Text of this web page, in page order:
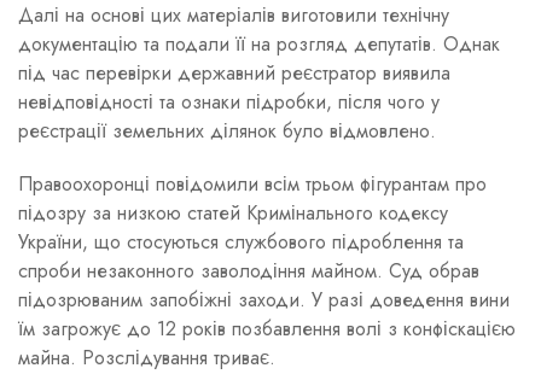
Далі на основі цих матеріалів виготовили технічну
документацію та подали її на розгляд депутатів. Однак
під час перевірки державний реєстратор виявила
невідповідності та ознаки підробки, після чого у
реєстрації земельних ділянок було відмовлено.
Правоохоронці повідомили всім трьом фігурантам про
підозру за низкою статей Кримінального кодексу
України, що стосуються службового підроблення та
спроби незаконного заволодіння майном. Суд обрав
підозрюваним запобіжні заходи. У разі доведення вини
їм загрожує до 12 років позбавлення волі з конфіскацією
майна. Розслідування триває.